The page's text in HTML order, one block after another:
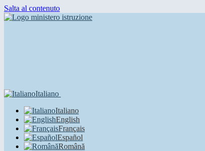
Salta al contenuto
Italiano
Italiano
English
Français
Español
Română